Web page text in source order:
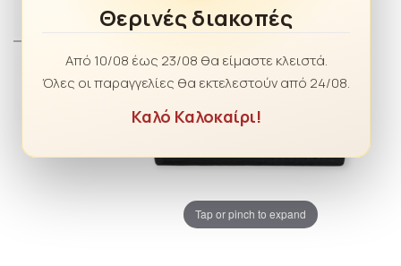
Θερινές διακοπές
Από 10/08 έως 23/08 θα είμαστε κλειστά.
Όλες οι παραγγελίες θα εκτελεστούν από 24/08.
Καλό Καλοκαίρι!
Tap or pinch to expand